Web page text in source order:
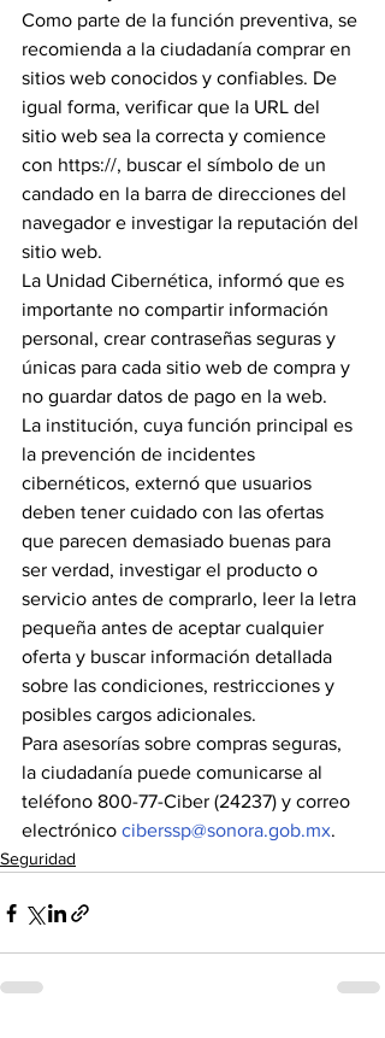
Como parte de la función preventiva, se
recomienda a la ciudadanía comprar en
sitios web conocidos y confiables. De
igual forma, verificar que la URL del
sitio web sea la correcta y comience
con https://, buscar el símbolo de un
candado en la barra de direcciones del
navegador e investigar la reputación del
sitio web.
La Unidad Cibernética, informó que es
importante no compartir información
personal, crear contraseñas seguras y
únicas para cada sitio web de compra y
no guardar datos de pago en la web.
La institución, cuya función principal es
la prevención de incidentes
cibernéticos, externó que usuarios
deben tener cuidado con las ofertas
que parecen demasiado buenas para
ser verdad, investigar el producto o
servicio antes de comprarlo, leer la letra
pequeña antes de aceptar cualquier
oferta y buscar información detallada
sobre las condiciones, restricciones y
posibles cargos adicionales.
Para asesorías sobre compras seguras,
la ciudadanía puede comunicarse al
teléfono 800-77-Ciber (24237) y correo
electrónico ciberssp@sonora.gob.mx.
Seguridad